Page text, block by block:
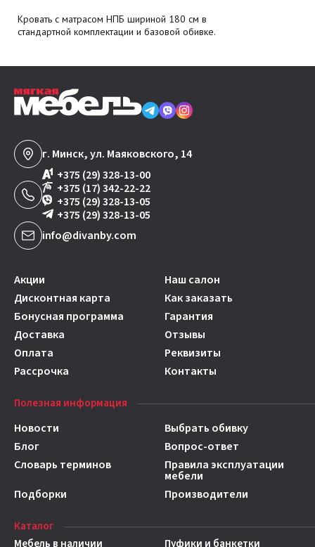
Кровать с матрасом НПБ шириной 180 см в
стандартной комплектации и базовой обивке.
г. Минск, ул. Маяковского, 14
+375 (29) 328-13-00
+375 (17) 342-22-22
+375 (29) 328-13-05
+375 (29) 328-13-05
info@divanby.com
Акции
Наш салон
Дисконтная карта
Как заказать
Бонусная программа
Гарантия
Доставка
Отзывы
Оплата
Реквизиты
Рассрочка
Контакты
Полезная информация
Новости
Выбрать обивку
Блог
Вопрос-ответ
Словарь терминов
Правила эксплуатации
мебели
Подборки
Производители
Каталог